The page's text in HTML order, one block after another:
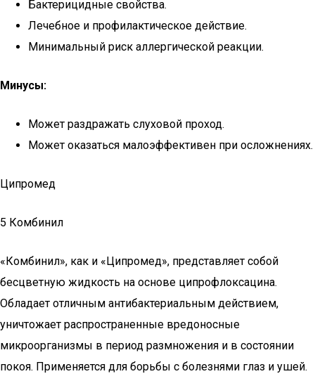
Бактерицидные свойства.
Лечебное и профилактическое действие.
Минимальный риск аллергической реакции.
Минусы:
Может раздражать слуховой проход.
Может оказаться малоэффективен при осложнениях.
Ципромед
5 Комбинил
«Комбинил», как и «Ципромед», представляет собой
бесцветную жидкость на основе ципрофлоксацина.
Обладает отличным антибактериальным действием,
уничтожает распространенные вредоносные
микроорганизмы в период размножения и в состоянии
покоя. Применяется для борьбы с болезнями глаз и ушей.